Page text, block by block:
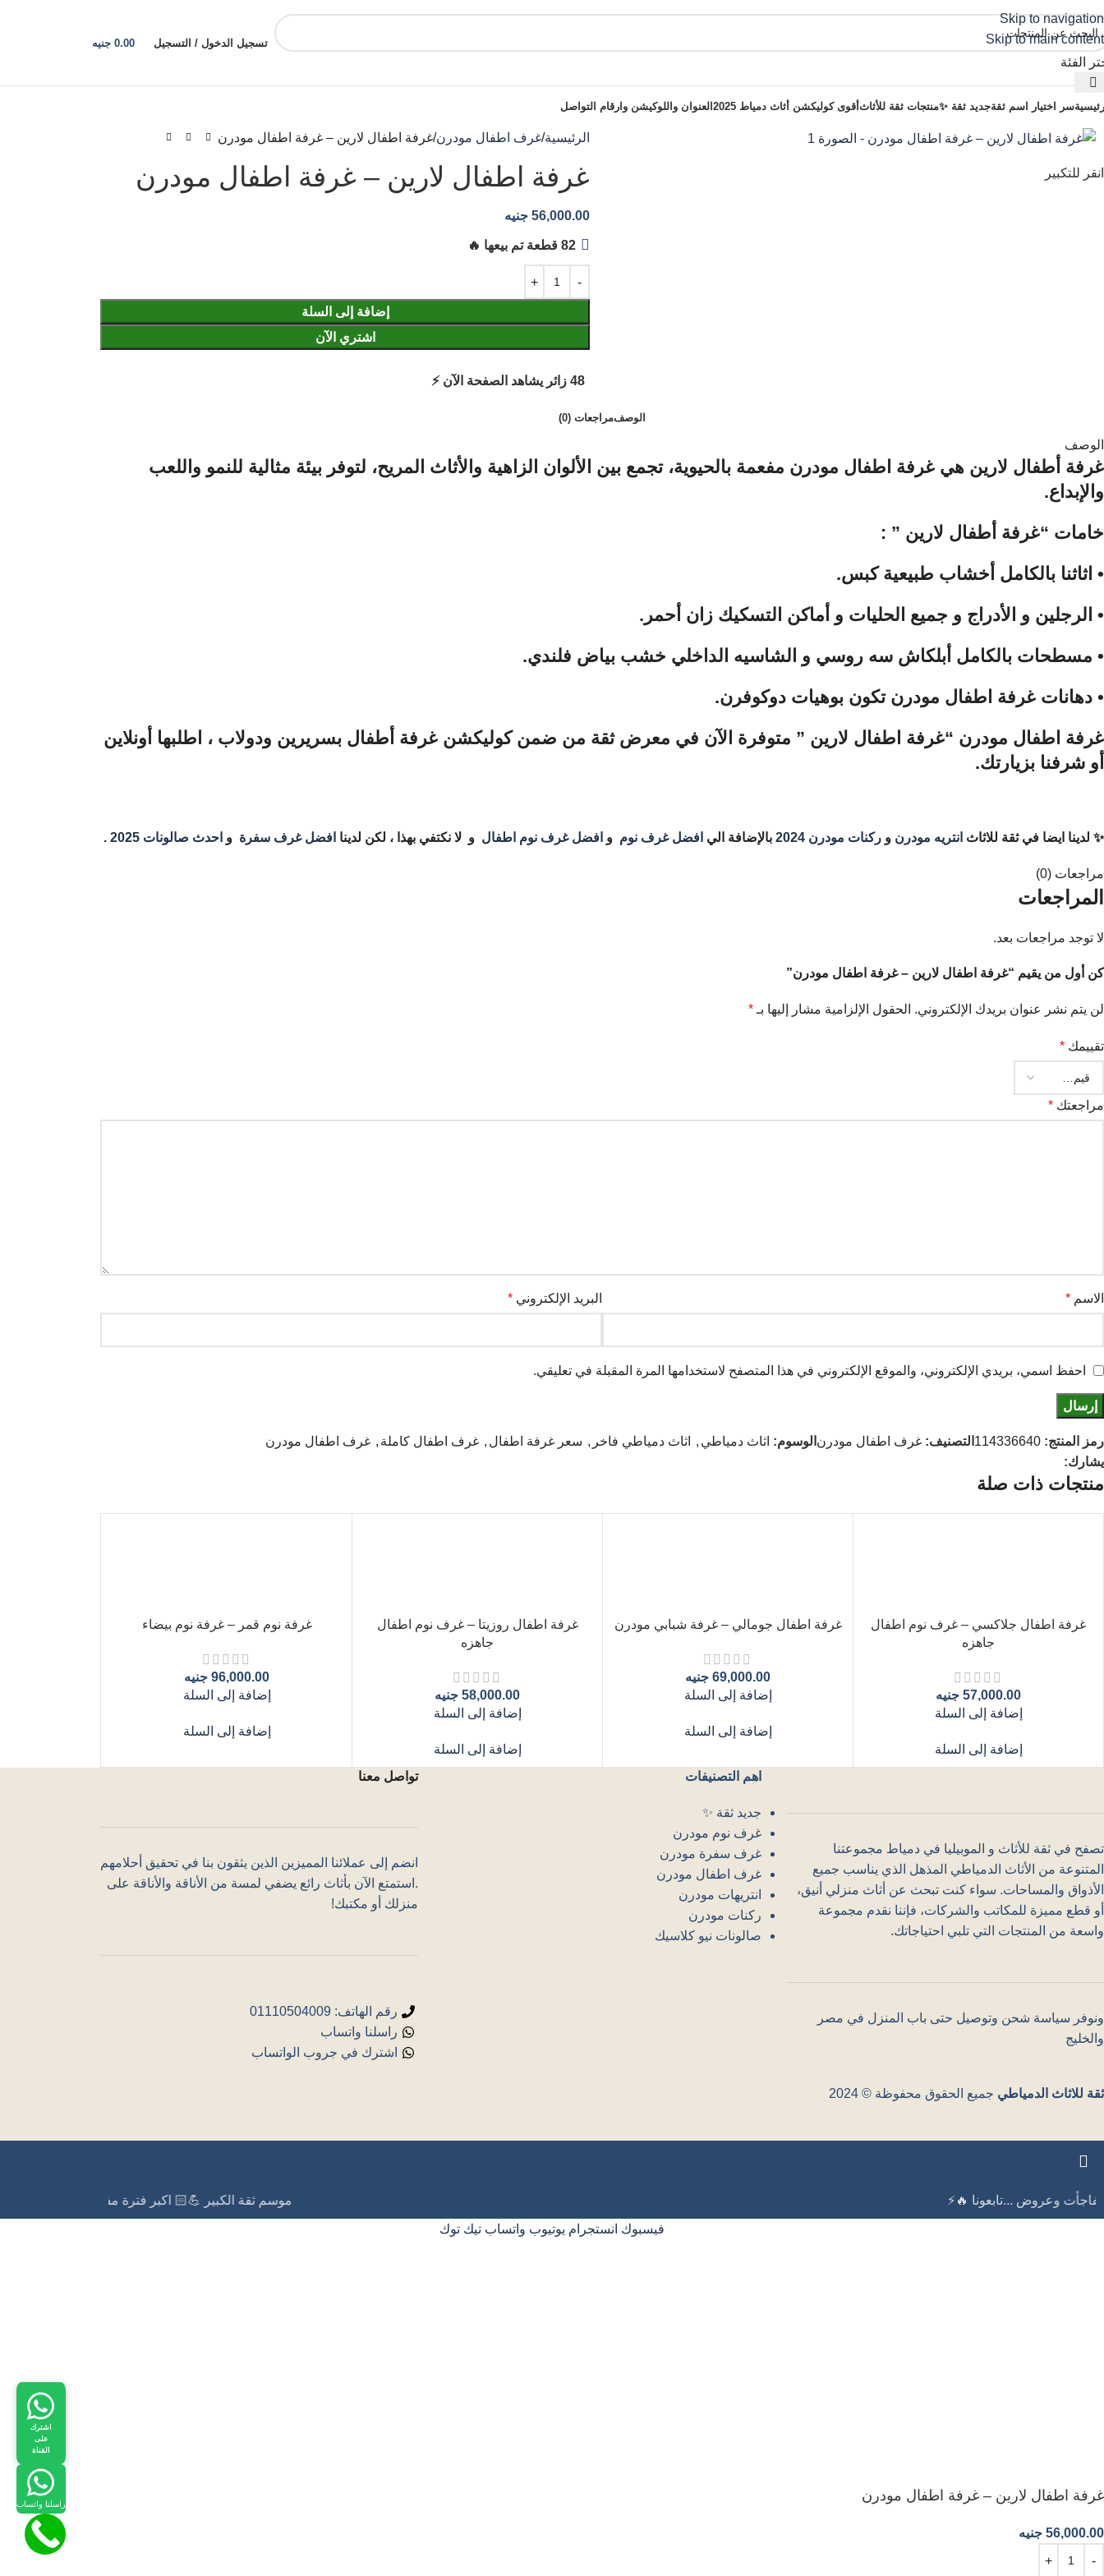
اشترك
على
القناة
راسلنا واتساب
Skip to navigation
Skip to main content
الفئة
تسجيل الدخول / التسجيل 0.00 جنيه
سر اختيار اسم ثقةجديد ثقة ✨منتجات ثقة للأثاثأقوى كوليكشن أثاث دمياط 2025 العنوان واللوكيشن وارقام التواصل
انقر للتكبير
الرئيسية غرف اطفال مودرن غرفة اطفال لارين – غرفة اطفال مودرن
غرفة اطفال لارين – غرفة اطفال مودرن
56,000.00 جنيه
82
إضافة إلى السلة
اشتري الآن
48
الوصفمراجعات (0)
الوصف
غرفة أطفال لارين هي غرفة اطفال مودرن مفعمة بالحيوية، تجمع بين الألوان الزاهية والأثاث المريح، لتوفر بيئة مثالية للنمو واللعب
والإبداع.
خامات “غرفة أطفال لارين ” :
•⁠ ⁠اثاثنا بالكامل أخشاب طبيعية كبس.
•⁠ ⁠الرجلين و الأدراج و جميع الحليات و أماكن التسكيك زان أحمر.
•⁠ ⁠مسطحات بالكامل أبلكاش سه روسي و الشاسيه الداخلي خشب بياض فلندي.
•⁠ ⁠دهانات غرفة اطفال مودرن تكون بوهيات دوكوفرن.
غرفة اطفال مودرن “غرفة اطفال لارين ” متوفرة الآن في معرض ثقة من ضمن كوليكشن غرفة أطفال بسريرين ودولاب ، اطلبها أونلاين
أو شرفنا بزيارتك.
✨ لدينا ايضا في ثقة للاثاث انتريه مودرن و ركنات مودرن 2024 بالإضافة الي افضل غرف نوم و افضل غرف نوم اطفال و لا نكتفي بهذا ، لكن لدينا افضل غرف سفرة و احدث صالونات 2025 .
مراجعات (0)
المراجعات
لا توجد مراجعات بعد.
كن أول من يقيم “غرفة اطفال لارين – غرفة اطفال مودرن”
لن يتم نشر عنوان بريدك الإلكتروني. الحقول الإلزامية مشار إليها بـ *
تقييمك *
مراجعتك *
الاسم * البريد الإلكتروني *
احفظ اسمي، بريدي الإلكتروني، والموقع الإلكتروني في هذا المتصفح لاستخدامها المرة المقبلة في تعليقي.
رمز المنتج: 114336640 التصنيف: غرف اطفال مودرن الوسوم: اثاث دمياطي , اثاث دمياطي فاخر , سعر غرفة اطفال , غرف اطفال كاملة , غرف اطفال مودرن
يشارك:
منتجات ذات صلة
غرفة اطفال جلاكسي – غرف نوم اطفال
جاهزه
57,000.00 جنيه
إضافة إلى السلة
إضافة إلى السلة
غرفة اطفال جومالي – غرفة شبابي مودرن
69,000.00 جنيه
إضافة إلى السلة
إضافة إلى السلة
غرفة اطفال روزيتا – غرف نوم اطفال
جاهزه
58,000.00 جنيه
إضافة إلى السلة
إضافة إلى السلة
غرفة نوم قمر – غرفة نوم بيضاء
96,000.00 جنيه
إضافة إلى السلة
إضافة إلى السلة
تصفح في ثقة للأثاث و الموبيليا في دمياط مجموعتنا
المتنوعة من الأثاث الدمياطي المذهل الذي يناسب جميع
الأذواق والمساحات. سواء كنت تبحث عن أثاث منزلي أنيق،
أو قطع مميزة للمكاتب والشركات، فإننا نقدم مجموعة
واسعة من المنتجات التي تلبي احتياجاتك.
ونوفر سياسة شحن وتوصيل حتى باب المنزل في مصر
والخليج
اهم التصنيفات
جديد ثقة ✨
غرف نوم مودرن
غرف سفرة مودرن
غرف اطفال مودرن
انتريهات مودرن
ركنات مودرن
صالونات نيو كلاسيك
تواصل معنا
انضم إلى عملائنا المميزين الذين يثقون بنا في تحقيق أحلامهم
.استمتع الآن بأثاث رائع يضفي لمسة من الأناقة والأناقة على
منزلك أو مكتبك!
رقم الهاتف: 01110504009
راسلنا واتساب
اشترك في جروب الواتساب
ثقة للاثاث الدمياطي جميع الحقوق محفوظة © 2024
موسم ثقة الكبير 💪🏻 اكبر فترة مفاجأت فترة مفاجأت وعروض ...تابعونا 🔥⚡
فيسبوك انستجرام يوتيوب واتساب تيك توك
غرفة اطفال لارين – غرفة اطفال مودرن
56,000.00 جنيه